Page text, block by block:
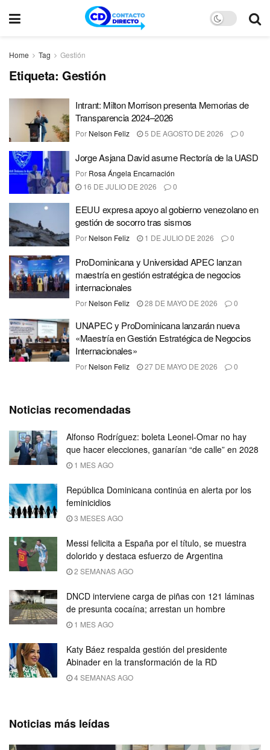
Home Tag Gestión
Etiqueta: Gestión
Intrant: Milton Morrison presenta Memorias de
Transparencia 2024–2026
Por Nelson Feliz 5 DE AGOSTO DE 2026 0
Jorge Asjana David asume Rectoría de la UASD
Por Rosa Ángela Encarnación
16 DE JULIO DE 2026
0
EEUU expresa apoyo al gobierno venezolano en
gestión de socorro tras sismos
Por Nelson Feliz 1 DE JULIO DE 2026 0
ProDominicana y Universidad APEC lanzan
maestría en gestión estratégica de negocios
internacionales
Por Nelson Feliz 28 DE MAYO DE 2026 0
UNAPEC y ProDominicana lanzarán nueva
«Maestría en Gestión Estratégica de Negocios
Internacionales»
Por Nelson Feliz 27 DE MAYO DE 2026 0
Noticias recomendadas
Alfonso Rodríguez: boleta Leonel-Omar no hay
que hacer elecciones, ganarían “de calle” en 2028
1 MES AGO
República Dominicana continúa en alerta por los
feminicidios
3 MESES AGO
Messi felicita a España por el título, se muestra
dolorido y destaca esfuerzo de Argentina
2 SEMANAS AGO
DNCD interviene carga de piñas con 121 láminas
de presunta cocaína; arrestan un hombre
1 MES AGO
Katy Báez respalda gestión del presidente
Abinader en la transformación de la RD
4 SEMANAS AGO
Noticias más leídas